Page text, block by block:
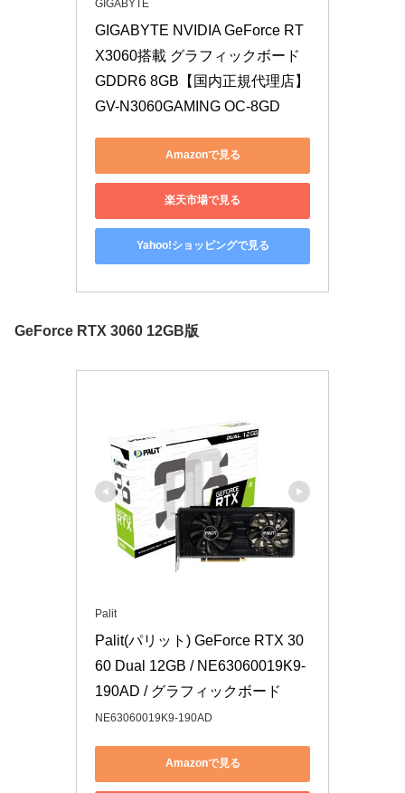
GIGABYTE
GIGABYTE NVIDIA GeForce RT
X3060搭載 グラフィックボード
GDDR6 8GB【国内正規代理店】
GV-N3060GAMING OC-8GD
Amazonで見る
楽天市場で見る
Yahoo!ショッピングで見る
GeForce RTX 3060 12GB版
Palit
Palit(パリット) GeForce RTX 30
60 Dual 12GB / NE63060019K9-
190AD / グラフィックボード
NE63060019K9-190AD
Amazonで見る